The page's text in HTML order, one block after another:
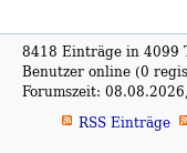
8418 Einträge in 4099
Benutzer online (0
Forumszeit:
RSS Einträge